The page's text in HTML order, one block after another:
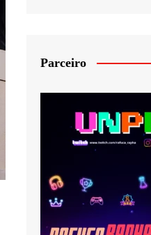
Parceiro